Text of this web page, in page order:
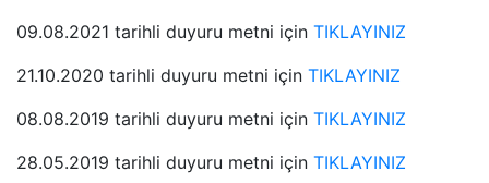
09.08.2021 tarihli duyuru metni için TIKLAYINIZ
21.10.2020 tarihli duyuru metni için TIKLAYINIZ
08.08.2019 tarihli duyuru metni için TIKLAYINIZ
28.05.2019 tarihli duyuru metni için TIKLAYINIZ